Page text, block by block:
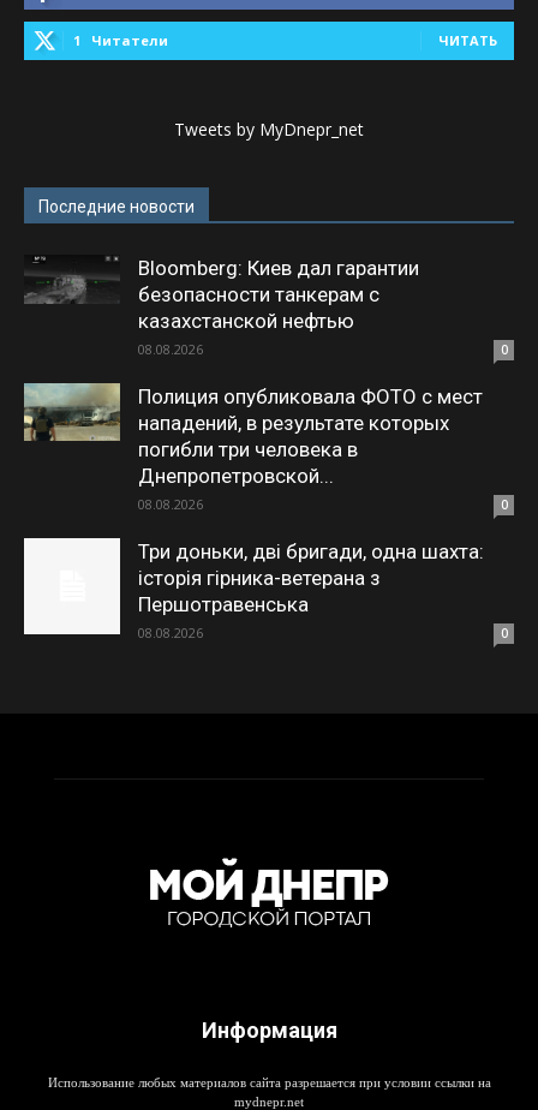
1 Читатели ЧИТАТЬ
Tweets by MyDnepr_net
Последние новости
Bloomberg: Киев дал гарантии
безопасности танкерам с
казахстанской нефтью
08.08.2026 0
Полиция опубликовала ФОТО с мест
нападений, в результате которых
погибли три человека в
Днепропетровской...
08.08.2026 0
Три доньки, дві бригади, одна шахта:
історія гірника-ветерана з
Першотравенська
08.08.2026 0
Информация
Использование любых материалов сайта разрешается при условии ссылки на
mydnepr.net